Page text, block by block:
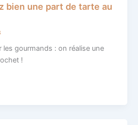
bien une part de tarte au
les gourmands : on réalise une
!